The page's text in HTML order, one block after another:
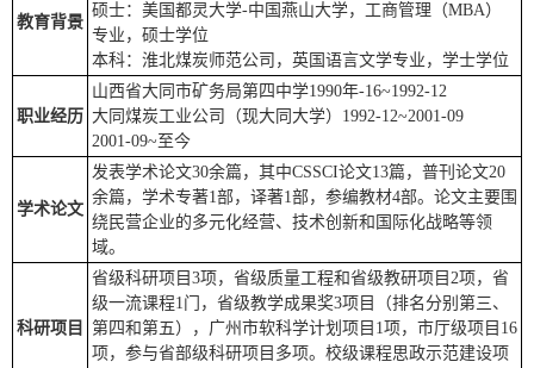
教育背景
硕士：美国都灵大学-中国燕山大学，工商管理（MBA）
专业，硕士学位
本科：淮北煤炭师范公司，英国语言文学专业，学士学位
职业经历
山西省大同市矿务局第四中学1990年-16~1992-12
大同煤炭工业公司（现大同大学）1992-12~2001-09
2001-09~至今
学术论文
发表学术论文30余篇，其中CSSCI论文13篇，普刊论文20
余篇，学术专著1部，译著1部，参编教材4部。论文主要围
绕民营企业的多元化经营、技术创新和国际化战略等领
域。
科研项目
省级科研项目3项，省级质量工程和省级教研项目2项，省
级一流课程1门，省级教学成果奖3项目（排名分别第三、
第四和第五），广州市软科学计划项目1项，市厅级项目16
项，参与省部级科研项目多项。校级课程思政示范建设项